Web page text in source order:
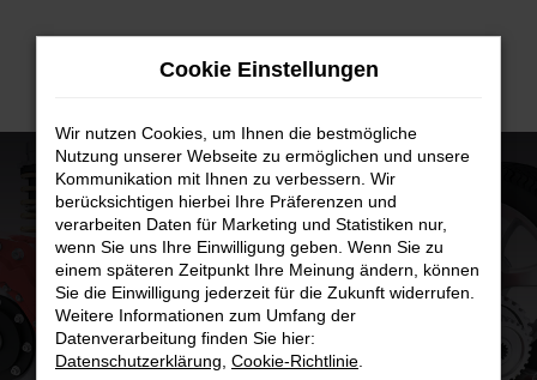
Zum
Cookie Einstellungen
Wir nutzen Cookies, um Ihnen die bestmögliche
Nutzung unserer Webseite zu ermöglichen und unsere
Kommunikation mit Ihnen zu verbessern. Wir
berücksichtigen hierbei Ihre Präferenzen und
verarbeiten Daten für Marketing und Statistiken nur,
wenn Sie uns Ihre Einwilligung geben. Wenn Sie zu
einem späteren Zeitpunkt Ihre Meinung ändern, können
Sie die Einwilligung jederzeit für die Zukunft widerrufen.
Weitere Informationen zum Umfang der
Datenverarbeitung finden Sie hier:
Datenschutzerklärung Cookie-Richtlinie